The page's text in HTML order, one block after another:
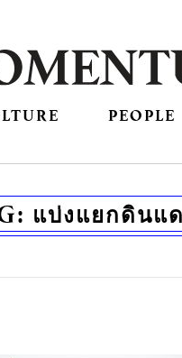
PEOPLE
แบ่งแยกดินแ